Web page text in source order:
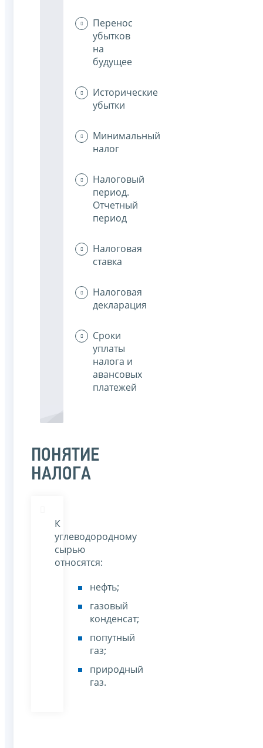
Перенос
убытков
на
будущее
Исторические
убытки
Минимальный
налог
Налоговый
период.
Отчетный
период
Налоговая
ставка
Налоговая
декларация
Сроки
уплаты
налога и
авансовых
платежей
ПОНЯТИЕ
НАЛОГА
К
углеводородному
сырью
относятся:
нефть;
газовый
конденсат;
попутный
газ;
природный
газ.